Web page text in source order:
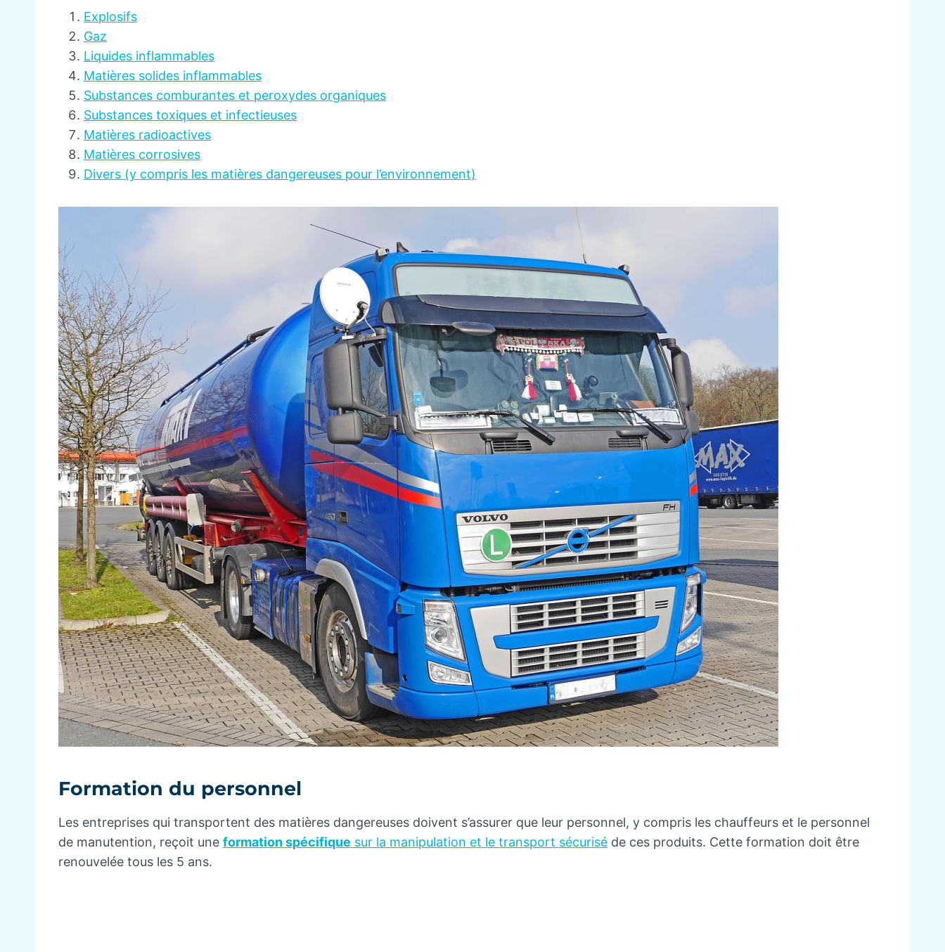
Explosifs
Gaz
Liquides inflammables
Matières solides inflammables
Substances comburantes et peroxydes organiques
Substances toxiques et infectieuses
Matières radioactives
Matières corrosives
Divers (y compris les matières dangereuses pour l’environnement)
Formation du personnel
Les entreprises qui transportent des matières dangereuses doivent s’assurer que leur personnel, y compris les chauffeurs et le personnel
de manutention, reçoit une formation spécifique sur la manipulation et le transport sécurisé de ces produits. Cette formation doit être
renouvelée tous les 5 ans.